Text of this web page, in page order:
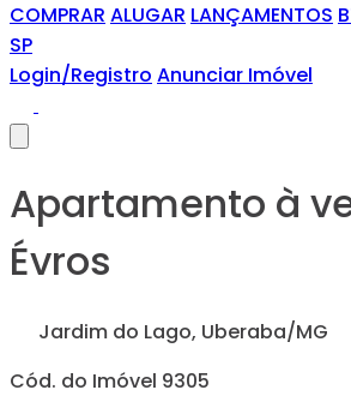
COMPRAR ALUGAR LANÇAMENTOS
SP
Login/Registro Anunciar Imóvel
Apartamento à
Évros
Jardim do Lago, Uberaba/MG
Cód. do Imóvel 9305